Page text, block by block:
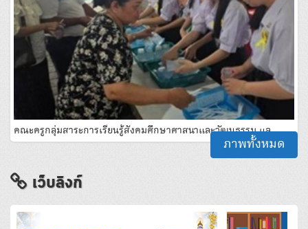
คณะครูกลุ่มสาระการเรียนรู้สังคมศึกษาศาสนาและวัฒนธรรม แล…
ภาพทั้งหมด
เว็บลิงก์